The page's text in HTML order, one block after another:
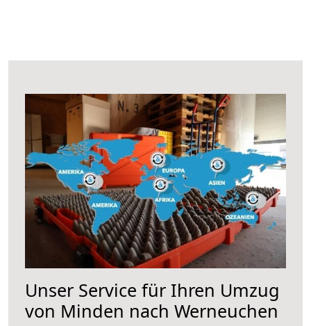
Unser Service für Ihren Umzug
von Minden nach Werneuchen